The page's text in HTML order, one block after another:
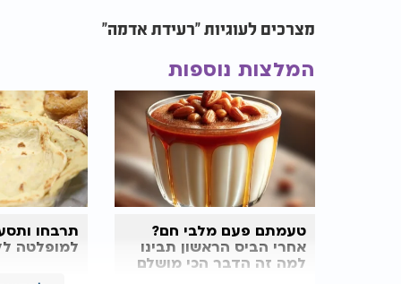
מצרכים לעוגיות "רעידת אדמה"
המלצות נוספות
טעמתם פעם מלבי חם?
אחרי הביס הראשון תבינו
למה זה הדבר הכי מושלם
תרבחו
למופלטה